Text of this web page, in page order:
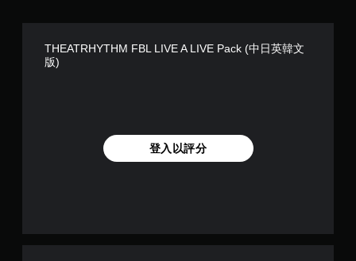
THEATRHYTHM FBL LIVE A LIVE Pack (中日英韓文
版)
登入以評分